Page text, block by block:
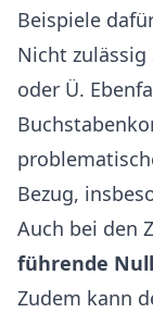
Beispiele
Nicht
oder Ü.
Bezug,
Auch bei den
führende Null
Zudem kann